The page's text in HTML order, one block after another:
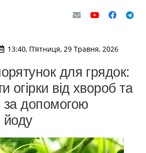
13:40, П’ятниця, 29 Травня, 2026
для грядок:
огірки від хвороб та
за допомогою
йоду